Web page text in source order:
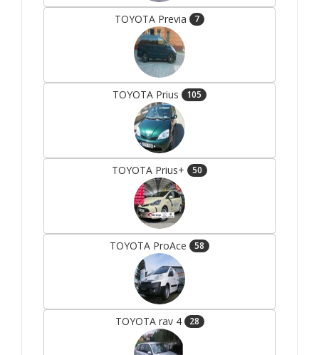
TOYOTA Previa 7
TOYOTA Prius 105
TOYOTA Prius+ 50
TOYOTA ProAce 58
TOYOTA rav 4 28